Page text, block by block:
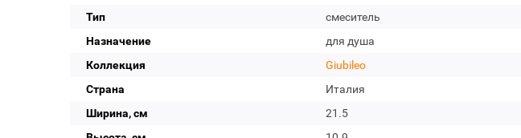
Тип
смеситель
Назначение
для душа
Коллекция
Giubileo
Страна
Италия
Ширина, см
21.5